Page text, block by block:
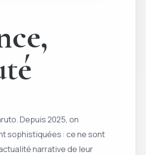
Depuis 2025, on
sophistiquées : ce ne sont
narrative de leur